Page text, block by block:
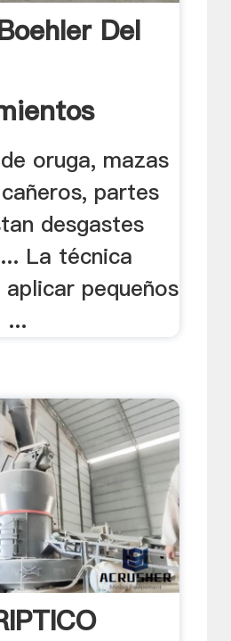
Del
oruga, mazas
partes
desgastes
La técnica
pequeños
...